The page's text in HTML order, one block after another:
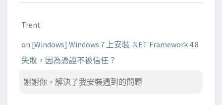
Trent
on [Windows] Windows 7 上安裝 .NET Framework 4.8
失敗，因為憑證不被信任？
謝謝你，解決了我安裝遇到的問題